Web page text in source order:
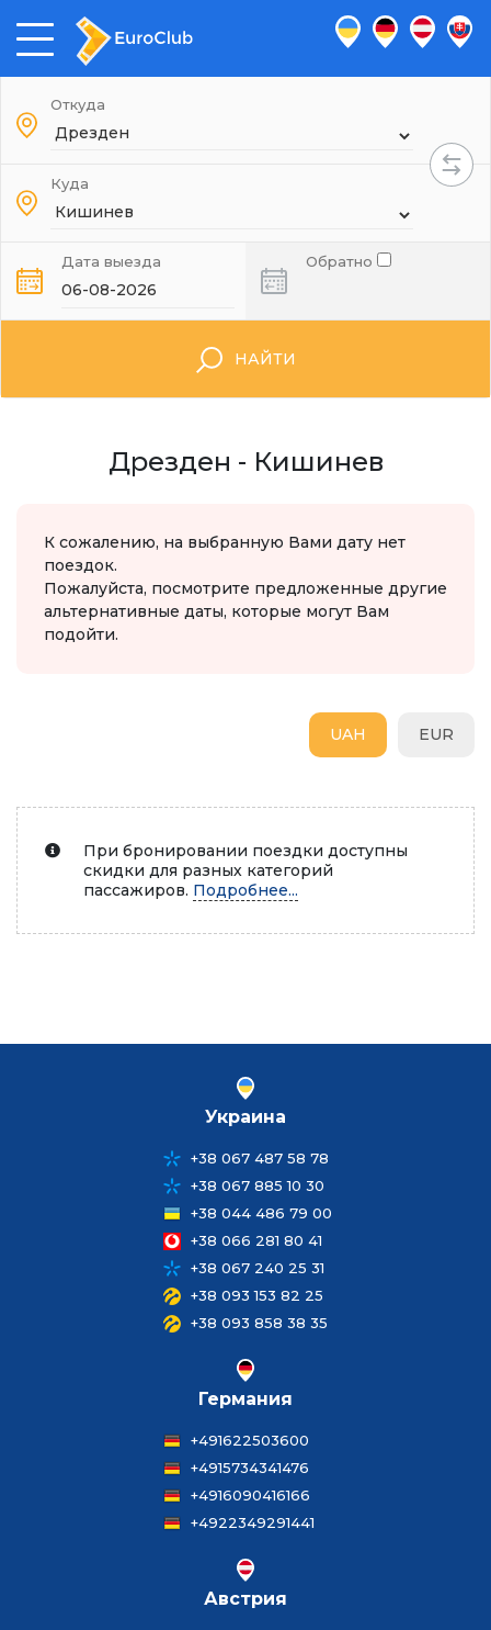
Откуда
Куда
Дата выезда Обратно
НАЙТИ
Дрезден - Кишинев
К сожалению, на выбранную Вами дату нет
поездок.
Пожалуйста, посмотрите предложенные другие
альтернативные даты, которые могут Вам
подойти.
EUR
UAH
При бронировании поездки доступны
скидки для разных категорий
пассажиров. Подробнее...
Украина
+38 067 487 58 78
+38 067 885 10 30
+38 044 486 79 00
+38 066 281 80 41
+38 067 240 25 31
+38 093 153 82 25
+38 093 858 38 35
Германия
+491622503600
+4915734341476
+4916090416166
+4922349291441
Австрия